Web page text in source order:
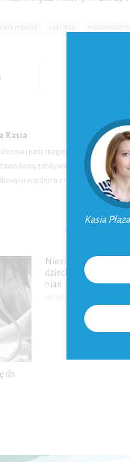
PIERSIĄ LAKTACJA MLEKO
Kasia
i pasji magister położnictwa.
zawodową zdobywa pracując ze
w jednym z warszawskich
WYBRANE DLA
do
Niezbędniki w opiece
dzieckiem dla
niań
05-05-2009
Kasia